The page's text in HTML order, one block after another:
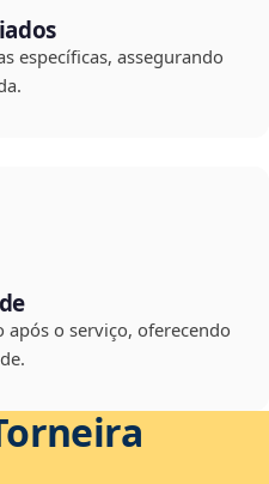
específicas, assegurando
o serviço, oferecendo